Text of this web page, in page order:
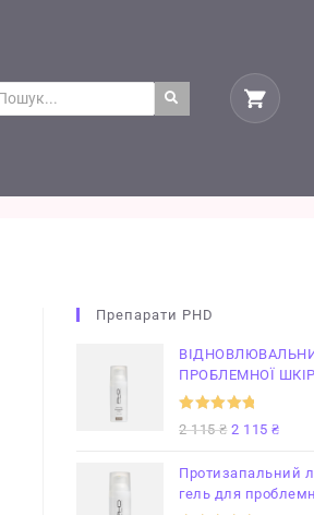
Препарати PHD
ПРОБЛЕМНОЇ
Оцінено в
2 115₴ 2 115 ₴
Протизапальний
гель для